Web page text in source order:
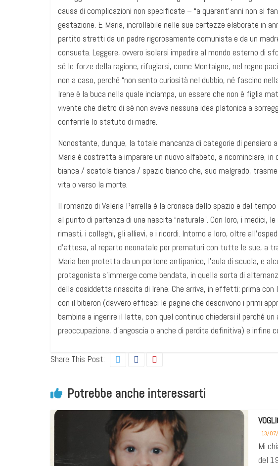
causa di complicazioni non specificate – “a quarant’anni non si
gestazione. E Maria, incrollabile nelle sue certezze elaborate in
partito stretti da un padre rigorosamente comunista e da un
consueta. Leggere, ovvero isolarsi impedire al mondo esterno di
sé le forze della ragione, rifugiarsi, come Montaigne, nel regno
non a caso, perché “non sento curiosità nel dubbio, né fascino
Irene è la buca nella quale inciampa, un essere che non è figlia
vivente che dietro di sé non aveva nessuna idea platonica a
conferirle lo statuto di madre.
Nonostante, dunque, la totale mancanza di categorie di
Maria è costretta a imparare un nuovo alfabeto, a ricominciare, in
bianca / scatola bianca / spazio bianco che, suo malgrado,
vita o verso la morte.
Il romanzo di Valeria Parrella è la cronaca dello spazio e del
al punto di partenza di una nascita “naturale”. Con loro, i medici,
rimasti, i colleghi, gli allievi, e i ricordi. Intorno a loro, oltre
d’attesa, al reparto neonatale per prematuri con tutte le sue, a
Maria ben protetta da un portone antipanico, l’aula di scuola, e
protagonista s’immerge come bendata, in quella sorta di
della cosiddetta rinascita di Irene. Che arriva, in effetti: prima
con il biberon (davvero efficaci le pagine che descrivono i primi
bambina a ingerire il latte, con quel continuo chiedersi il perché
preoccupazione, d’angoscia o anche di perdita definitiva) e infine
Share This Post:
Potrebbe anche interessarti
13/
Mi
del